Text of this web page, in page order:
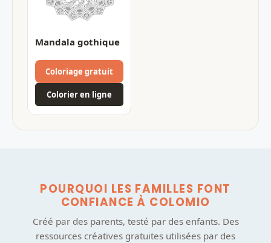
Mandala gothique
Coloriage gratuit
Colorier en ligne
POURQUOI LES FAMILLES FONT
CONFIANCE À COLOMIO
Créé par des parents, testé par des enfants. Des
ressources créatives gratuites utilisées par des